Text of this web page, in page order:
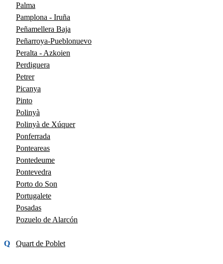
Palma
Pamplona - Iruña
Peñamellera Baja
Peñarroya-Pueblonuevo
Peralta - Azkoien
Perdiguera
Petrer
Picanya
Pinto
Polinyà
Polinyà de Xúquer
Ponferrada
Ponteareas
Pontedeume
Pontevedra
Porto do Son
Portugalete
Posadas
Pozuelo de Alarcón
Q Quart de Poblet